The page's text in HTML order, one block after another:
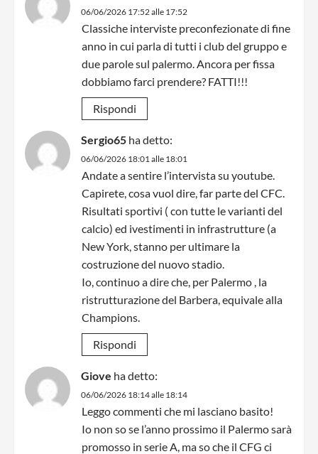
06/06/2026 17:52 alle 17:52
Classiche interviste preconfezionate di fine
anno in cui parla di tutti i club del gruppo e
due parole sul palermo. Ancora per fissa
dobbiamo farci prendere? FATTI!!!
Rispondi
Sergio65 ha detto:
06/06/2026 18:01 alle 18:01
Andate a sentire l’intervista su youtube.
Capirete, cosa vuol dire, far parte del CFC.
Risultati sportivi ( con tutte le varianti del
calcio) ed ivestimenti in infrastrutture (a
New York, stanno per ultimare la
costruzione del nuovo stadio.
Io, continuo a dire che, per Palermo , la
ristrutturazione del Barbera, equivale alla
Champions.
Rispondi
Giove ha detto:
06/06/2026 18:14 alle 18:14
Leggo commenti che mi lasciano basito!
Io non so se l’anno prossimo il Palermo sarà
promosso in serie A, ma so che il CFG ci